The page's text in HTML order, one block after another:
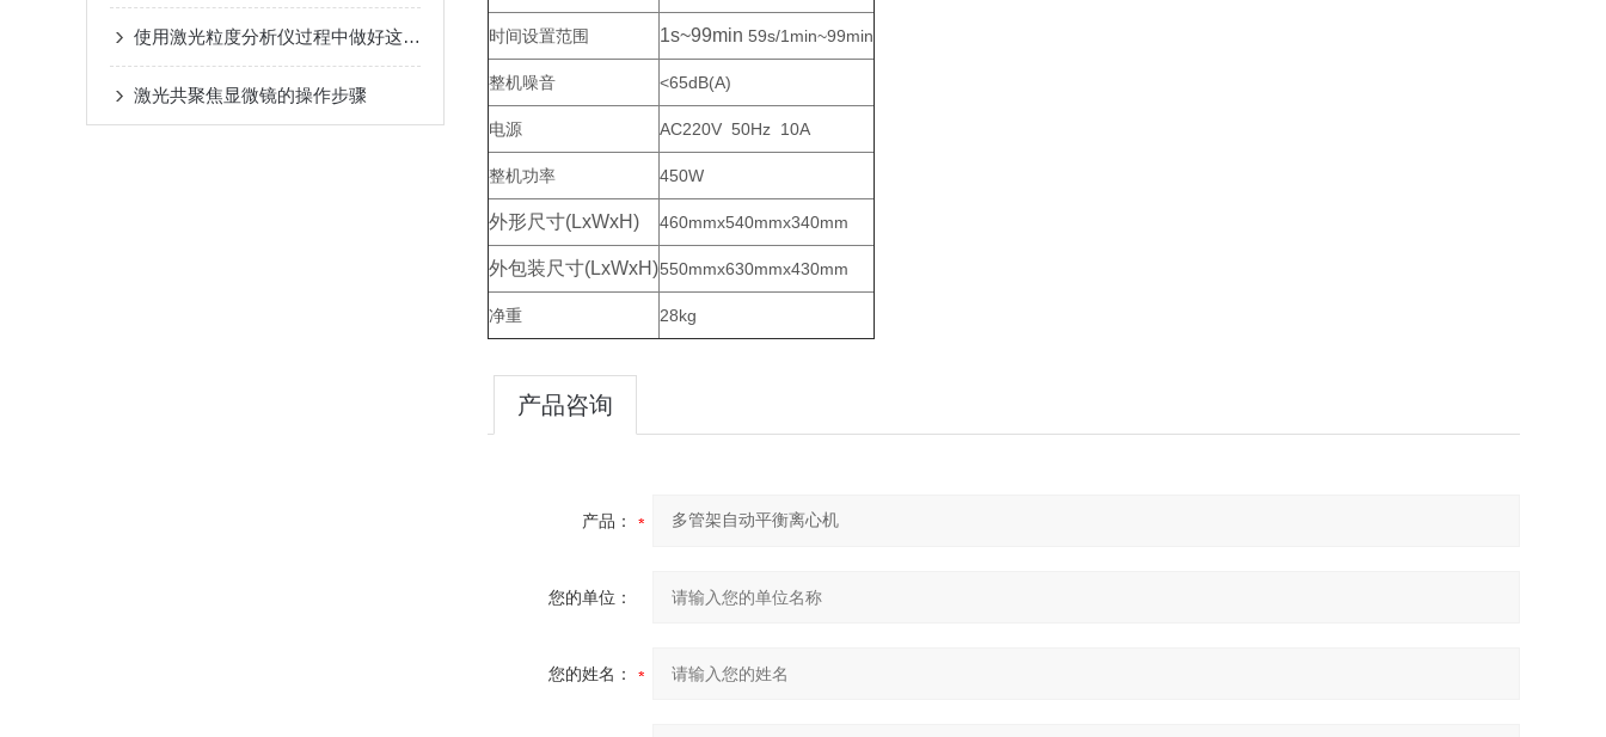
使用激光粒度分析仪过程中做好这些事项 好处多多
激光共聚焦显微镜的操作步骤
时间设置范围 1s~99min 59s/1min~99min
整机噪音 <65dB(A)
电源 AC220V 50Hz 10A
整机功率 450W
外形尺寸(LxWxH) 460mmx540mmx340mm
外包装尺寸(LxWxH)550mmx630mmx430mm
净重 28kg
产品咨询
产品：
您的单位：
您的姓名：